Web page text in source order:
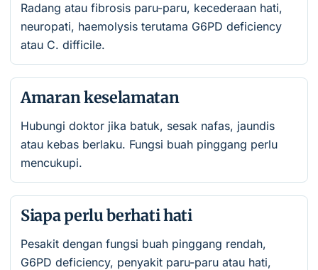
Radang atau fibrosis paru-paru, kecederaan hati,
neuropati, haemolysis terutama G6PD deficiency
atau C. difficile.
Amaran keselamatan
Hubungi doktor jika batuk, sesak nafas, jaundis
atau kebas berlaku. Fungsi buah pinggang perlu
mencukupi.
Siapa perlu berhati hati
Pesakit dengan fungsi buah pinggang rendah,
G6PD deficiency, penyakit paru-paru atau hati,